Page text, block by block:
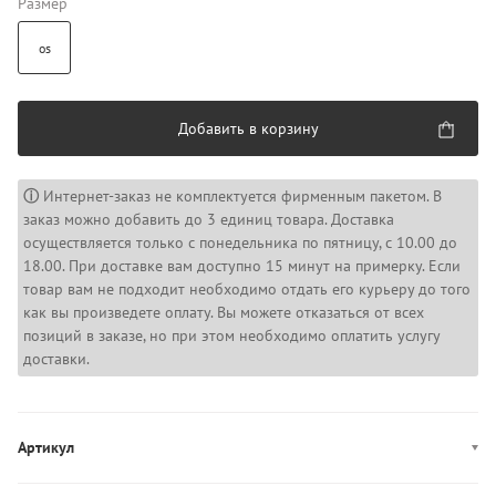
os
Добавить в корзину
ⓘ Интернет-заказ не комплектуется фирменным пакетом. В
заказ можно добавить до 3 единиц товара. Доставка
осуществляется только с понедельника по пятницу, с 10.00 до
18.00. При доставке вам доступно 15 минут на примерку. Если
товар вам не подходит необходимо отдать его курьеру до того
как вы произведете оплату. Вы можете отказаться от всех
позиций в заказе, но при этом необходимо оплатить услугу
доставки.
Артикул